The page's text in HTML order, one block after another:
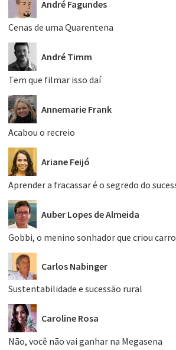
André Fagundes
Cenas de uma Quarentena
André Timm
Tem que filmar isso daí
Annemarie Frank
Acabou o recreio
Ariane Feijó
Aprender a fracassar é o segredo do
Auber Lopes de Almeida
Gobbi, o menino sonhador que criou
Carlos Nabinger
Sustentabilidade e sucessão rural
Caroline Rosa
Não, você não vai ganhar na Megasena